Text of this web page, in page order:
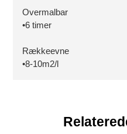
Overmalbar
•6 timer
Rækkeevne
•8-10m2/l